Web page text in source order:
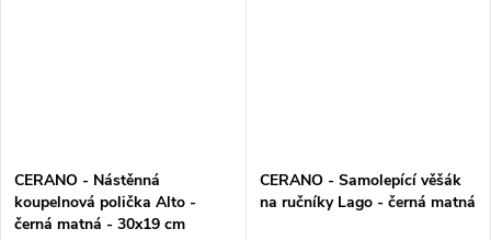
CERANO - Nástěnná
koupelnová polička Alto -
černá matná - 30x19 cm
CERANO - Samolepící věšák
na ručníky Lago - černá matná